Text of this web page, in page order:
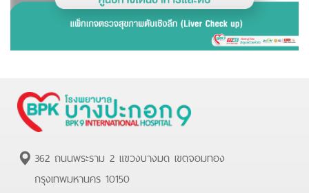
362 ถนนพระราม 2 แขวงบางมด เขตจอมทอง
กรุงเทพมหานคร 10150